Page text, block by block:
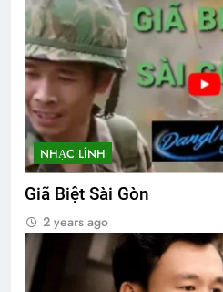
NHẠC LÍNH
Giã Biệt Sài Gòn
2 years ago